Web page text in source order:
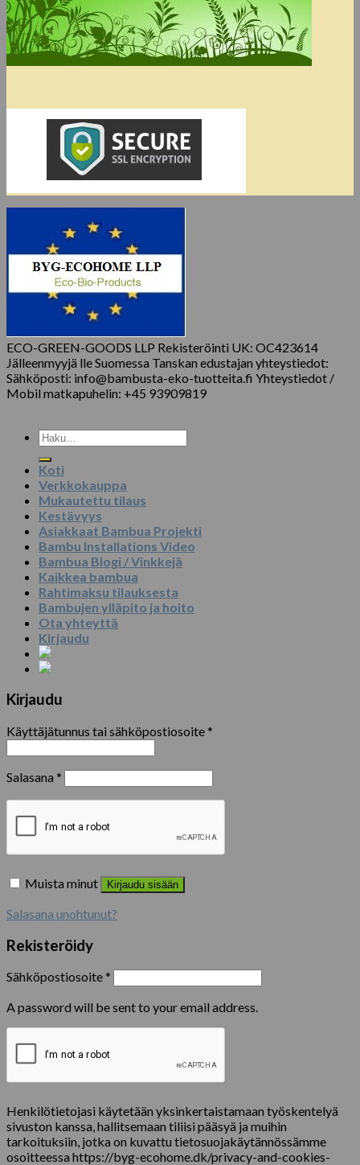
ECO-GREEN-GOODS LLP Rekisteröinti UK: OC423614
Jälleenmyyjä lle Suomessa Tanskan edustajan yhteystiedot:
Sähköposti: info@bambusta-eko-tuotteita.fi Yhteystiedot /
Mobil matkapuhelin: +45 93909819
Etsi:
Koti
Verkkokauppa
Mukautettu tilaus
Kestävyys
Asiakkaat Bambua Projekti
Bambu Installations Video
Bambua Blogi / Vinkkejä
Kaikkea bambua
Rahtimaksu tilauksesta
Bambujen ylläpito ja hoito
Ota yhteyttä
Kirjaudu
Kirjaudu
Käyttäjätunnus tai sähköpostiosoite*
Salasana *
Muista minut Kirjaudu sisään
Salasana unohtunut?
Rekisteröidy
Sähköpostiosoite*
A password will be sent to your email address.
Henkilötietojasi käytetään yksinkertaistamaan työskentelyä
sivuston kanssa, hallitsemaan tiliisi pääsyä ja muihin
tarkoituksiin, jotka on kuvattu tietosuojakäytännössämme
osoitteessa https://byg-ecohome.dk/privacy-and-cookies-